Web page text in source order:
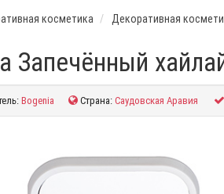
косметика Декоративная
Запечённый
Bogenia Страна:Саудовская Аравия